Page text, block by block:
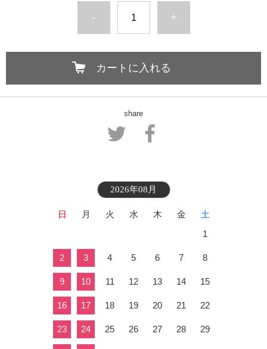
- +
カートに入れる
share
2026年08月
日 月 火 水 木 金
土
1
2 3 4 5 6 7 8
9 10 11 12 13 14 15
16 17 18 19 20 21 22
23 24 25 26 27 28 29